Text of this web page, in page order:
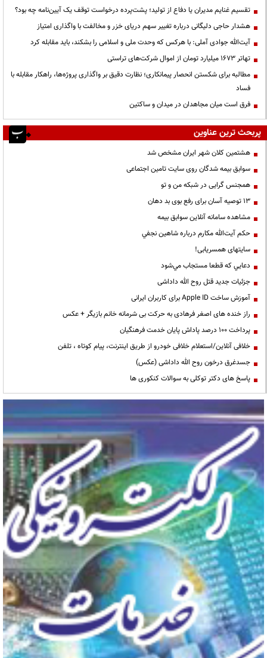
تقسیم غنایم مدیران یا دفاع از تولید؛ پشت‌پرده درخواست توقف یک آیین‌نامه چه بود؟
هشدار حاجی دلیگانی درباره تغییر سهم دریای خزر و مخالفت با واگذاری امتیاز
آیت‌الله جوادی آملی: با هرکس که وحدت ملی و اسلامی را بشکند، باید مقابله کرد
تهاتر ۱۶۷۳ میلیارد تومان از اموال شرکت‌های تراستی
مطالبه برای شکستن انحصار پیمانکاری؛ نظارت دقیق بر واگذاری پروژه‌ها، راهکار مقابله با
فساد
فرق است میان مجاهدان در میدان و ساکتین
پربحث ترین عناوین
هشتمین کلان شهر ایران مشخص شد
سوابق بیمه شدگان روی سایت تامین اجتماعی
همجنس گرایی در شبکه من و تو
13 توصیه آسان برای رفع بوی بد دهان
مشاهده سامانه آنلاين سوابق بیمه
حكم آيت‌الله مكارم درباره شاهين نجفي
سایتهای همسریابی!
دعايي كه قطعا مستجاب مي‌شود
جزئیات جدید قتل روح الله داداشی
آموزش ساخت Apple ID برای کاربران ایرانی
راز خنده های اصغر فرهادی به حرکت بی شرمانه خانم بازیگر + عکس
پرداخت ۱۰۰ درصد پاداش پایان خدمت فرهنگیان
خلافی آنلاین/استعلام خلافی خودرو از طریق اینترنت، پیام کوتاه ، تلفن
جسدغرق درخون روح الله داداشی (عکس)
پاسخ های دکتر توکلی به سوالات کنکوری ها